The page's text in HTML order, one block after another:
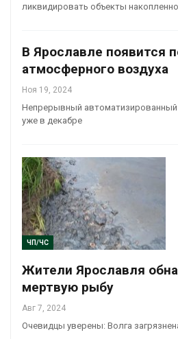
ликвидировать объекты
В Ярославле появится
атмосферного воздуха
Ноя 19, 2024
Непрерывный автоматизированный
уже в декабре
ЧП/ЧС
Жители Ярославля
мертвую рыбу
Авг 7, 2024
Очевидцы уверены: Волга